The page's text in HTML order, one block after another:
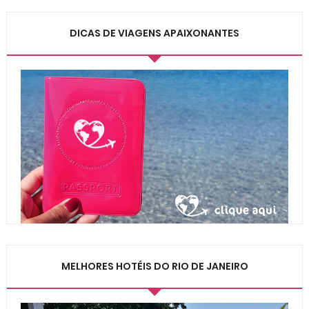
DICAS DE VIAGENS APAIXONANTES
MELHORES HOTÉIS DO RIO DE JANEIRO